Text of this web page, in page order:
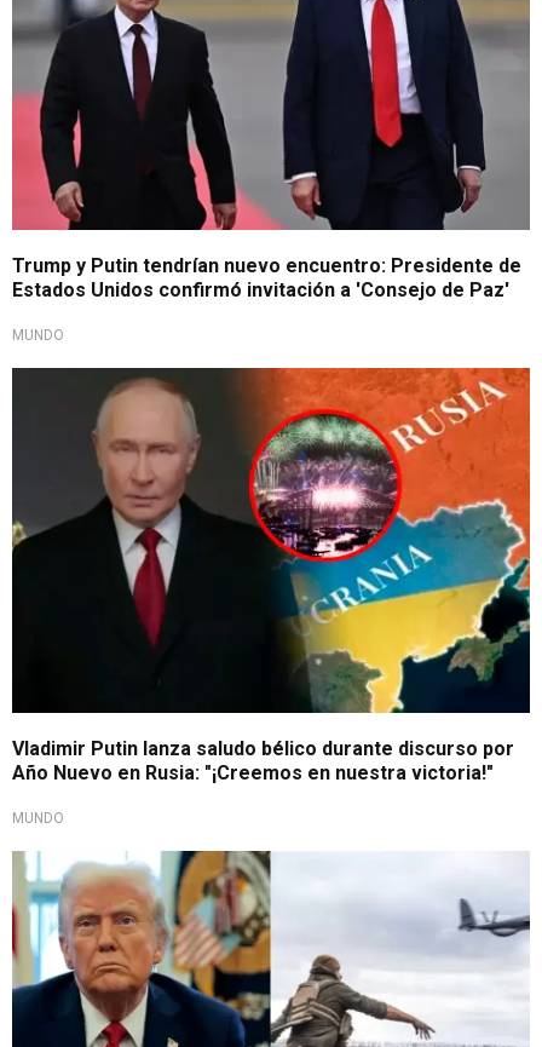
Trump y Putin tendrían nuevo encuentro: Presidente de
Estados Unidos confirmó invitación a 'Consejo de Paz'
MUNDO
Guerra en Ucrania
Vladimir Putin lanza saludo bélico durante discurso por
Año Nuevo en Rusia: "¡Creemos en nuestra victoria!"
MUNDO
Expreso su molestia